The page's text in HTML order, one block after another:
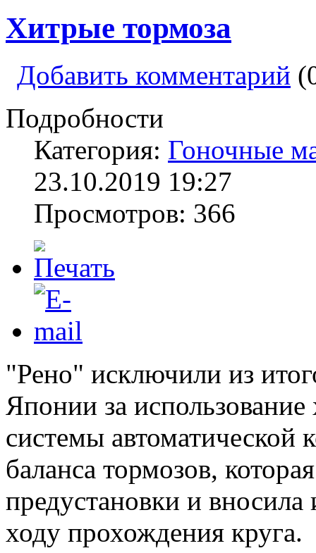
Хитрые тормоза
Добавить комментарий
Подробности
Категория: Гоночные
23.10.2019 19:27
Просмотров: 366
"Рено" исключили из
Японии за
системы автоматической
баланса тормозов,
предустановки и вносила
ходу прохождения круга.